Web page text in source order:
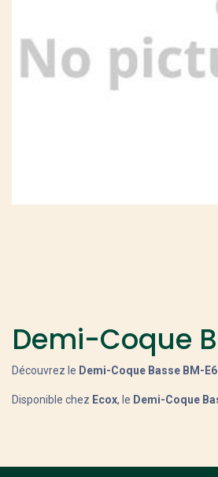
Demi-Coque
Découvrez le Demi-Coque Basse BM-
Disponible chez Ecox, le Demi-Coque